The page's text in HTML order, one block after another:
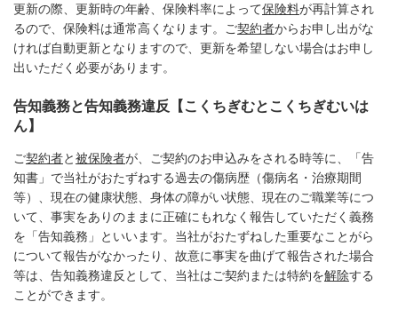
更新の際、更新時の年齢、保険料率によって保険料が再計算され
るので、保険料は通常高くなります。ご契約者からお申し出がな
ければ自動更新となりますので、更新を希望しない場合はお申し
出いただく必要があります。
告知義務と告知義務違反【こくちぎむとこくちぎむいは
ん】
ご契約者と被保険者が、ご契約のお申込みをされる時等に、「告
知書」で当社がおたずねする過去の傷病歴（傷病名・治療期間
等）、現在の健康状態、身体の障がい状態、現在のご職業等につ
いて、事実をありのままに正確にもれなく報告していただく義務
を「告知義務」といいます。当社がおたずねした重要なことがら
について報告がなかったり、故意に事実を曲げて報告された場合
等は、告知義務違反として、当社はご契約または特約を解除する
ことができます。